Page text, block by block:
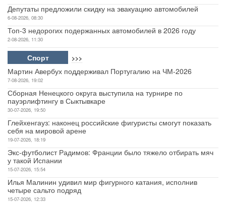
Депутаты предложили скидку на эвакуацию автомобилей
6-08-2026, 08:30
Топ-3 недорогих подержанных автомобилей в 2026 году
2-08-2026, 11:30
Спорт >>>
Мартин Авербух поддерживал Португалию на ЧМ-2026
7-08-2026, 19:02
Сборная Ненецкого округа выступила на турнире по
пауэрлифтингу в Сыктывкаре
30-07-2026, 19:50
Глейхенгауз: наконец российские фигуристы смогут показать
себя на мировой арене
19-07-2026, 18:19
Экс-футболист Радимов: Франции было тяжело отбирать мяч
у такой Испании
15-07-2026, 15:54
Илья Малинин удивил мир фигурного катания, исполнив
четыре сальто подряд
15-07-2026, 12:33